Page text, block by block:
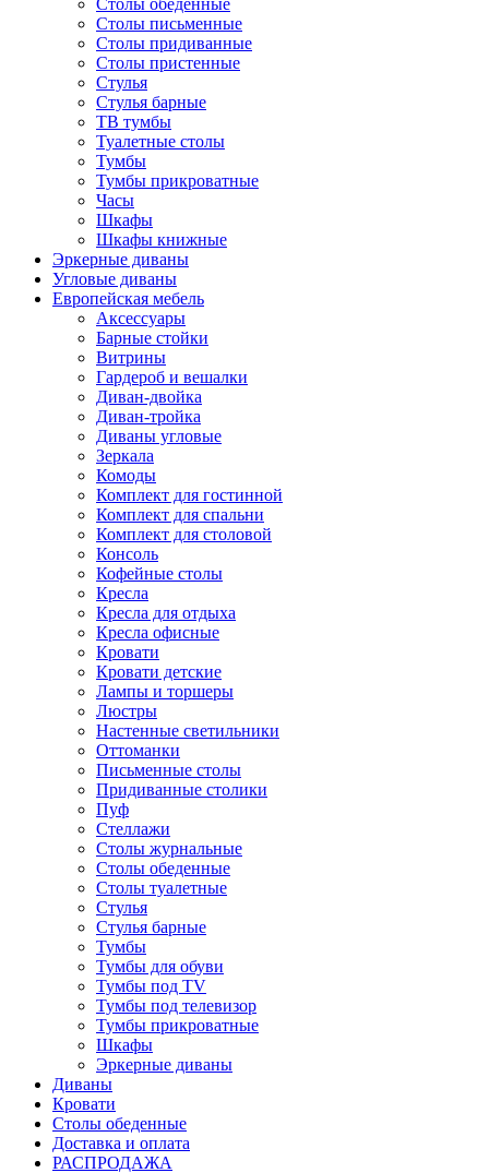
Столы обеденные
Столы письменные
Столы придиванные
Столы пристенные
Стулья
Стулья барные
ТВ тумбы
Туалетные столы
Тумбы
Тумбы прикроватные
Часы
Шкафы
Шкафы книжные
Эркерные диваны
Угловые диваны
Европейская мебель
Аксессуары
Барные стойки
Витрины
Гардероб и вешалки
Диван-двойка
Диван-тройка
Диваны угловые
Зеркала
Комоды
Комплект для гостинной
Комплект для спальни
Комплект для столовой
Консоль
Кофейные столы
Кресла
Кресла для отдыха
Кресла офисные
Кровати
Кровати детские
Лампы и торшеры
Люстры
Настенные светильники
Оттоманки
Письменные столы
Придиванные столики
Пуф
Стеллажи
Столы журнальные
Столы обеденные
Столы туалетные
Стулья
Стулья барные
Тумбы
Тумбы для обуви
Тумбы под TV
Тумбы под телевизор
Тумбы прикроватные
Шкафы
Эркерные диваны
Диваны
Кровати
Столы обеденные
Доставка и оплата
РАСПРОДАЖА